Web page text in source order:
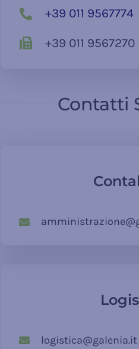
+39 011 9567774
+39 011 9567270
Contatti
logistica@galenia.it